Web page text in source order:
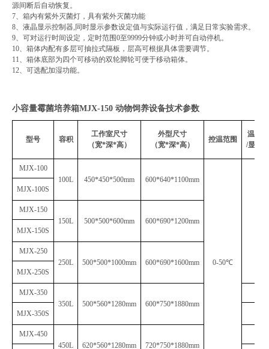
源间断后自动恢复。
7 、箱内有紫外灭菌灯，具有紫外灭菌功能
8 、液晶显示控制器 同时显示参数设定值与实际运行值，满足日常实验需求。
9 、可对运行时间设定，定时范围0至9999分钟或小时并可自动停机。
10、箱体内配有多层可抽拉式隔板，层高可根据具体需要调节。
11
、箱体底部为四个可移动的双轮脚轮可便于移动箱体。
12 、可选配加湿功能。
小容量霉菌培养箱MJX-150 动物饲养设备技术参数
型号 容积
工作室尺寸
（宽*深*高）
外型尺寸
（宽*深*高）
控温范围
温度
/显示
MJX-100
100L 450*450*500mm 600*640*1100mm
0-50℃
MJX-100S
MJX-150
150L
500*500*600mm 600*690*1200mm
MJX-150S
MJX-250
250L
500*500*1000mm 600*690*1600mm
MJX-250S
MJX-350
350L
500*560*1280mm 600*750*1880mm
MJX-350S
MJX-450
450L
620*560*1280mm 720*750*1880mm